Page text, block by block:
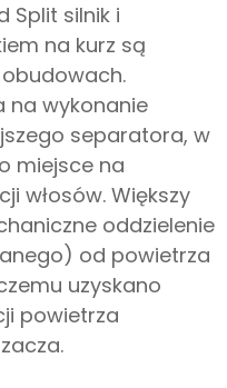
Split silnik i
na kurz są
na wykonanie
separatora, w
miejsce na
włosów. Większy
oddzielenie
od powietrza
uzyskano
powietrza